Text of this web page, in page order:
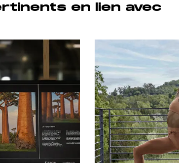
en lien avec